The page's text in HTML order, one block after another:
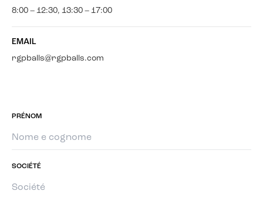
8:00 – 12:30, 13:30 – 17:00
EMAIL
rgpballs@rgpballs.com
PRÉNOM
SOCIÉTÉ